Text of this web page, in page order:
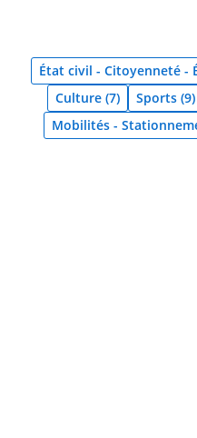
État civil - Citoyenneté -
Culture (7)
Sports (9)
Mobilités -